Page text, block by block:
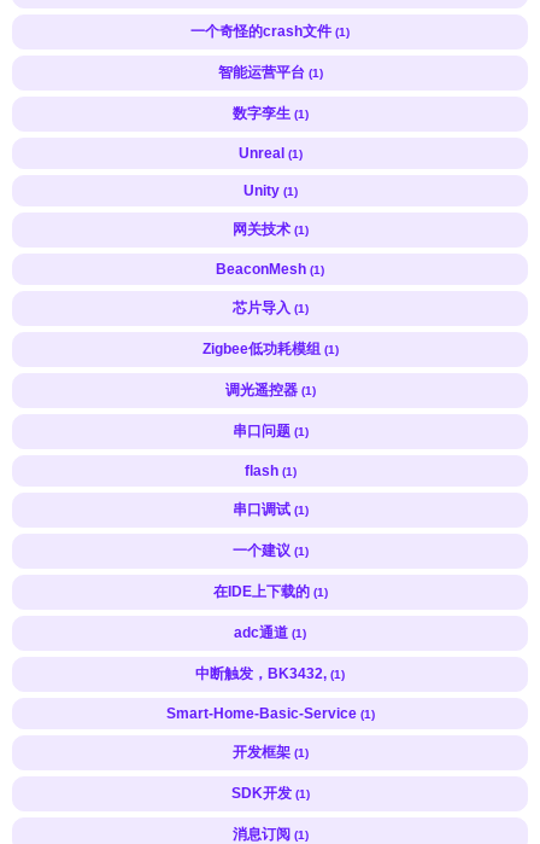
一个奇怪的crash文件 (1)
智能运营平台 (1)
数字孪生 (1)
Unreal (1)
Unity (1)
网关技术 (1)
BeaconMesh (1)
芯片导入 (1)
Zigbee低功耗模组 (1)
调光遥控器 (1)
串口问题 (1)
flash (1)
串口调试 (1)
一个建议 (1)
在IDE上下载的 (1)
adc通道 (1)
中断触发，BK3432, (1)
Smart-Home-Basic-Service (1)
开发框架 (1)
SDK开发 (1)
消息订阅 (1)